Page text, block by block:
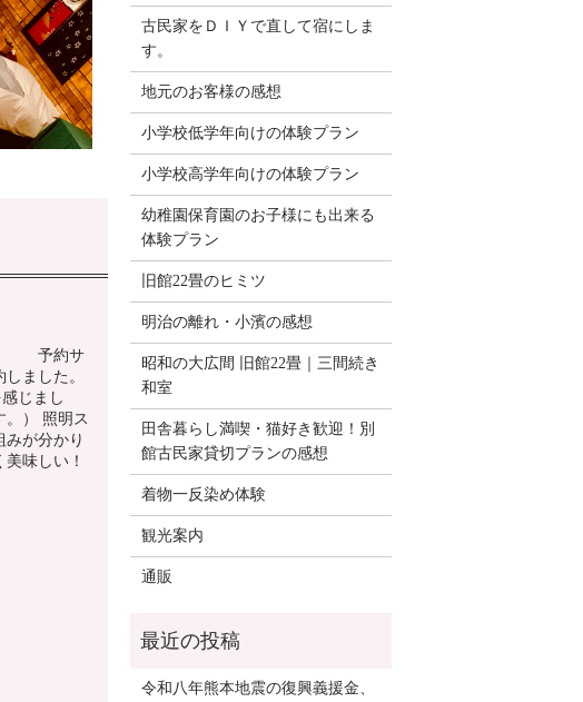
予約サ
ました。
じまし
。） 照明ス
みが分かり
味しい！
古民家をＤＩＹで直して宿にしま
す。
地元のお客様の感想
小学校低学年向けの体験プラン
小学校高学年向けの体験プラン
幼稚園保育園のお子様にも出来る
体験プラン
旧館22畳のヒミツ
明治の離れ・小濱の感想
昭和の大広間 旧館22畳｜三間続き
和室
田舎暮らし満喫・猫好き歓迎！別
館古民家貸切プランの感想
着物一反染め体験
観光案内
通販
令和八年熊本地震の復興義援金、